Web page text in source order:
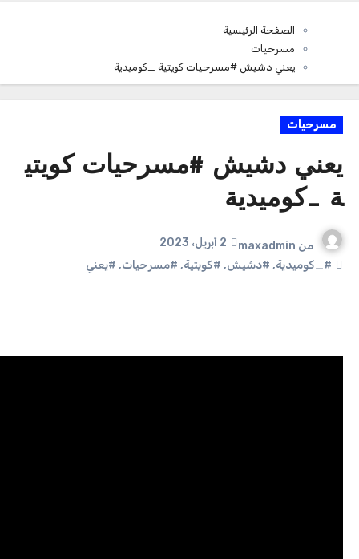
الصفحة الرئيسية
مسرحيات
يعني دشيش #مسرحيات كويتية _كوميدية
مسرحيات
يعني دشيش #مسرحيات كويتي
ة _كوميدية
من maxadmin
2 أبريل، 2023
#_كوميدية, #دشيش, #كويتية, #مسرحيات, #يعني